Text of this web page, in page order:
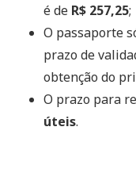
é de R$ 257,25;
O passaporte
prazo de
obtenção do
O prazo para
úteis.